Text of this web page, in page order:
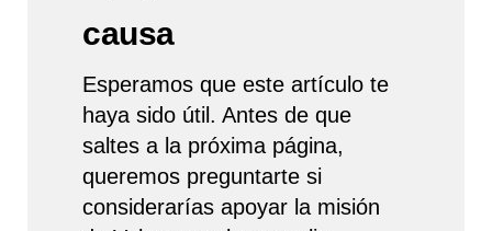
causa
Esperamos que este artículo te
haya sido útil. Antes de que
saltes a la próxima página,
queremos preguntarte si
considerarías apoyar la misión